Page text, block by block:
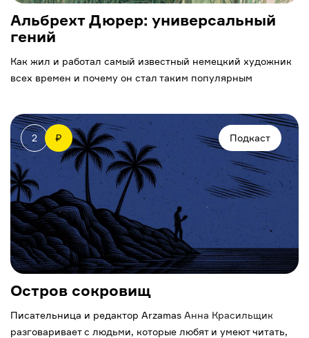
Альбрехт Дюрер: универсальный
гений
Как жил и работал самый известный немецкий художник
всех времен и почему он стал таким популярным
2 ₽ Подкаст
Остров сокровищ
Писательница и редактор Arzamas Анна Красильщик
разговаривает с людьми, которые любят и умеют читать,